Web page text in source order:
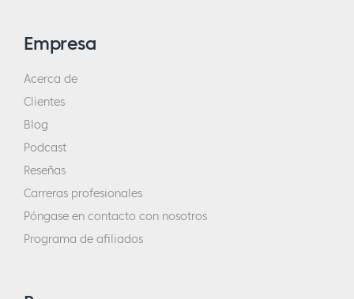
Empresa
Acerca de
Clientes
Blog
Podcast
Reseñas
Carreras profesionales
Póngase en contacto con nosotros
Programa de afiliados